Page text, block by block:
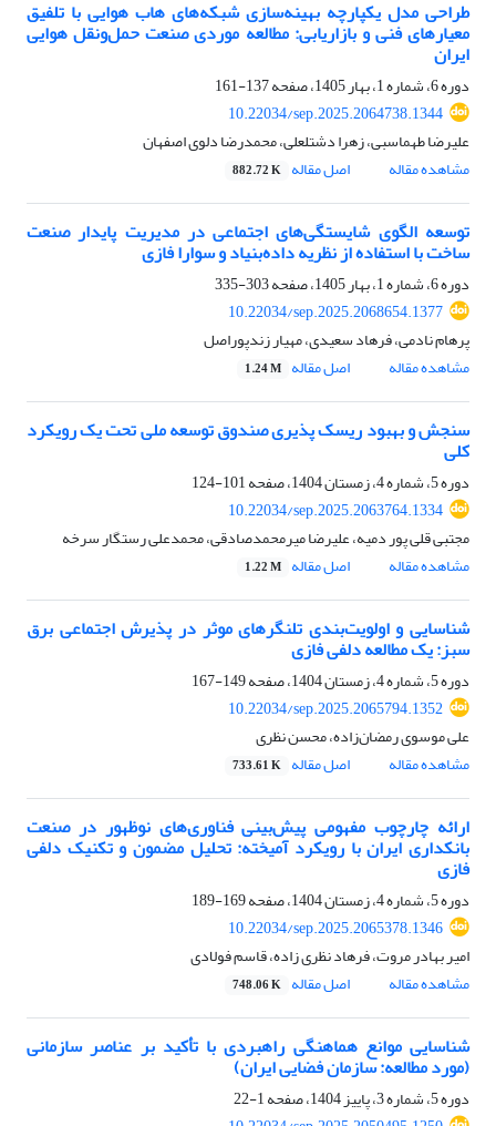
طراحی مدل یکپارچه بهینه‌سازی شبکه‌های هاب هوایی با تلفیق
معیارهای فنی و بازاریابی: مطالعه موردی صنعت حمل‌ونقل هوایی
ایران
دوره 6، شماره 1، بهار 1405، صفحه
137-161
10.22034/sep.2025.2064738.1344
علیرضا طهماسبی، زهرا دشتلعلی، محمدرضا دلوی اصفهان
مشاهده مقاله
اصل مقاله 882.72 K
توسعه الگوی شایستگی‌های اجتماعی در مدیریت پایدار صنعت
ساخت با استفاده از نظریه داده‌بنیاد و سوارا فازی
دوره 6، شماره 1، بهار 1405، صفحه
303-335
10.22034/sep.2025.2068654.1377
پرهام نادمی، فرهاد سعیدی، مهیار زندپوراصل
مشاهده مقاله
اصل مقاله 1.24 M
سنجش و بهبود ریسک پذیری صندوق توسعه ملی تحت یک رویکرد
کلی
دوره 5، شماره 4، زمستان 1404، صفحه
101-124
10.22034/sep.2025.2063764.1334
مجتبی قلی پور دمیه، علیرضا میرمحمدصادقی، محمدعلی رستگار سرخه
مشاهده مقاله
اصل مقاله 1.22 M
شناسایی و اولویت‌بندی تلنگرهای موثر در پذیرش اجتماعی برق
سبز: یک مطالعه دلفی فازی
دوره 5، شماره 4، زمستان 1404، صفحه
149-167
10.22034/sep.2025.2065794.1352
علی موسوی رمضان‌زاده، محسن نظری
مشاهده مقاله
اصل مقاله 733.61 K
ارائه چارچوب مفهومی پیش‌بینی فناوری‌های نوظهور در صنعت
بانکداری ایران با رویکرد آمیخته: تحلیل مضمون و تکنیک دلفی
فازی
دوره 5، شماره 4، زمستان 1404، صفحه
169-189
10.22034/sep.2025.2065378.1346
امیر بهادر مروت، فرهاد نظری زاده، قاسم فولادی
مشاهده مقاله
اصل مقاله 748.06 K
شناسایی موانع هماهنگی راهبردی با تأکید بر عناصر سازمانی
(مورد مطالعه: سازمان فضایی ایران)
دوره 5، شماره 3، پاییز 1404، صفحه
1-22